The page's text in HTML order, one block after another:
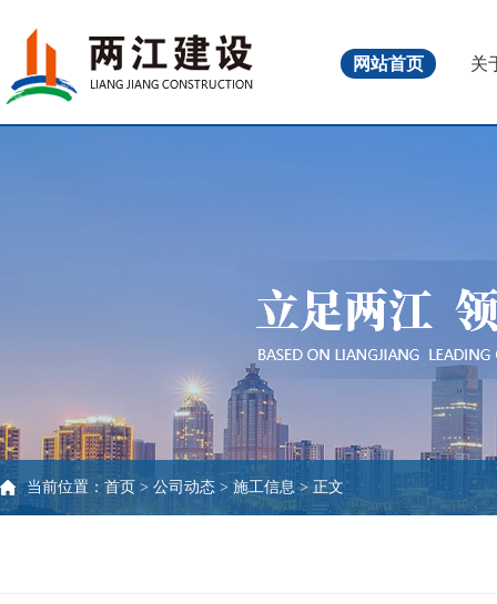
关
网站首页
当前位置： 首页 > 公司动态 > 施工信息 > 正文